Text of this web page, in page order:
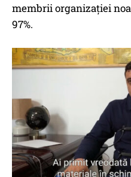
membrii organizației
97%.